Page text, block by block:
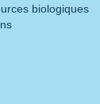
biologiques